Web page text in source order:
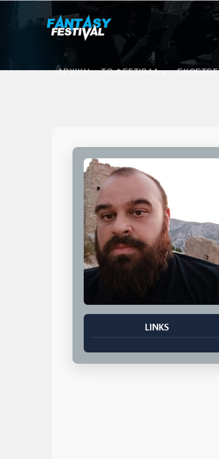
ΑΡΧΙΚΗ ΤΟ ΦΕΣΤΙΒΑΛ ΕΚΘΕΤΕΣ
LINKS